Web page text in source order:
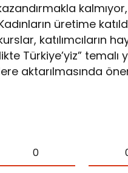
kalmıyor,
üretime
katılımcıların
Türkiye’yiz” temalı
aktarılmasında
0